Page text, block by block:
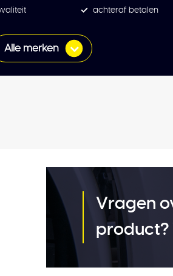
achteraf betalen
Alle merken
Vragen
product?